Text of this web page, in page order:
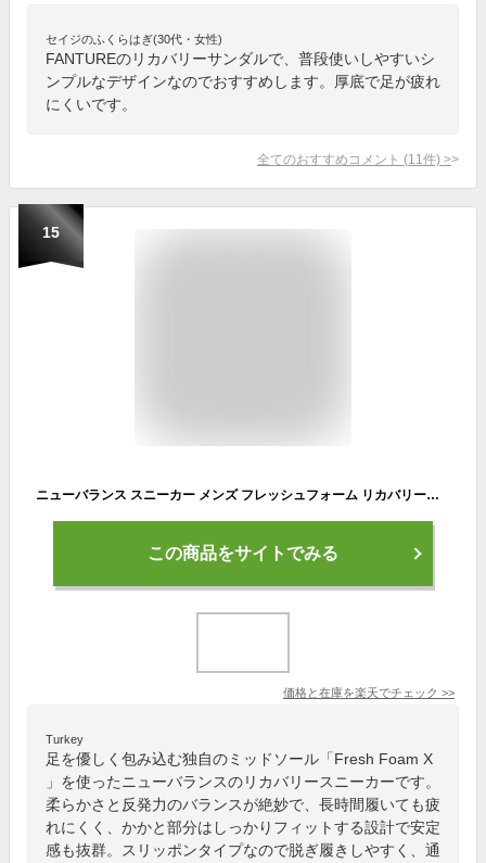
セイジのふくらはぎ(30代・女性)
FANTUREのリカバリーサンダルで、普段使いしやすいシ
ンプルなデザインなのでおすすめします。厚底で足が疲れ
にくいです。
全てのおすすめコメント (11 件) >
15
ニューバランス スニーカー メンズ フレッシュフォーム リカバリースポーツ MCVRY RCVRY new balance FRESH FOAM RCVRY SPORT V4 トレーニング フットケア 洗濯機で丸洗い 洗える スリッポン
この商品をサイトでみる
価格と在庫を楽天でチェック >>
Turkey
足を優しく包み込む独自のミッドソール「Fresh Foam X
」を使ったニューバランスのリカバリースニーカーです。
柔らかさと反発力のバランスが絶妙で、長時間履いても疲
れにくく、かかと部分はしっかりフィットする設計で安定
感も抜群。スリッポンタイプなので脱ぎ履きしやすく、通